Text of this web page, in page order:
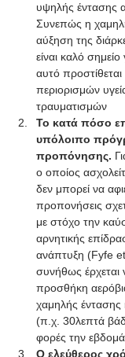
υψηλής έντασης
Συνεπώς η
αύξηση της
είναι καλό
αυτό
περιορισμών
τραυματισμών
Το κατά πόσο
υπόλοιπο
προπόνησης.
ο οποίος
δεν μπορεί να
προπονήσεις
με στόχο την
αρνητικής
ανάπτυξη (Fyfe
συνήθως έρχεται
προσθήκη
χαμηλής έντασης
(π.χ. 30λεπτά
φορές την
Ο ελεύθερος